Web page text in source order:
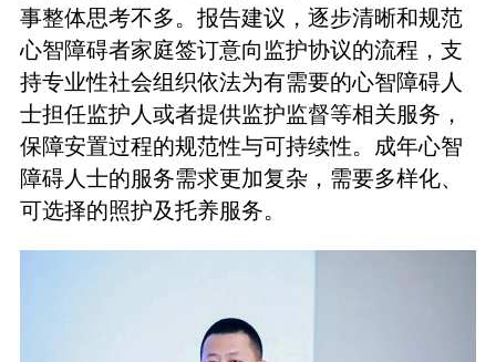
事整体思考不多。报告建议，逐步清晰和规范
心智障碍者家庭签订意向监护协议的流程，支
持专业性社会组织依法为有需要的心智障碍人
士担任监护人或者提供监护监督等相关服务，
保障安置过程的规范性与可持续性。成年心智
障碍人士的服务需求更加复杂，需要多样化、
可选择的照护及托养服务。